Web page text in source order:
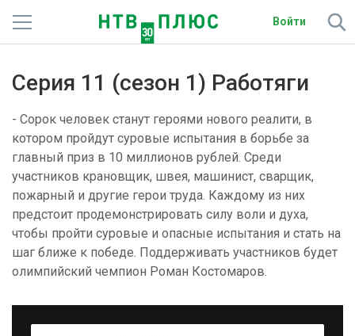
Войти
Фильмы и сериалы
Спорт
Подписки
Радио
Спутниковым абонентам
Активировать промокод
Серия 11 (сезон 1) Работяги
- Сорок человек станут героями нового реалити, в
котором пройдут суровые испытания в борьбе за
главный приз в 10 миллионов рублей. Среди
участников крановщик, швея, машинист, сварщик,
пожарный и другие герои труда. Каждому из них
предстоит продемонстрировать силу воли и духа,
чтобы пройти суровые и опасные испытания и стать на
шаг ближе к победе. Поддерживать участников будет
олимпийский чемпион Роман Костомаров.